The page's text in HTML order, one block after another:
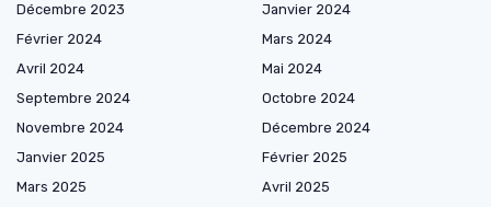
Décembre 2023
Janvier 2024
Février 2024
Mars 2024
Avril 2024
Mai 2024
Septembre 2024
Octobre 2024
Novembre 2024
Décembre 2024
Janvier 2025
Février 2025
Mars 2025
Avril 2025